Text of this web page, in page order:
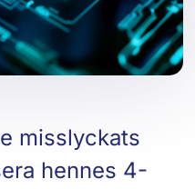
misslyckats
hennes 4-